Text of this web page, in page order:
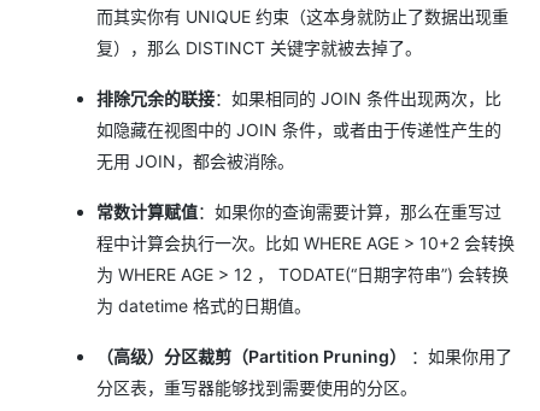
而其实你有 UNIQUE 约束（这本身就防止了数据出现重
复），那么 DISTINCT 关键字就被去掉了。
排除冗余的联接：如果相同的 JOIN 条件出现两次，比
如隐藏在视图中的 JOIN 条件，或者由于传递性产生的
无用 JOIN，都会被消除。
常数计算赋值：如果你的查询需要计算，那么在重写过
程中计算会执行一次。比如 WHERE AGE > 10+2 会转换
为 WHERE AGE > 12 ， TODATE(“日期字符串”) 会转换
为 datetime 格式的日期值。
（高级）分区裁剪（Partition Pruning）
：如果你用了
分区表，重写器能够找到需要使用的分区。